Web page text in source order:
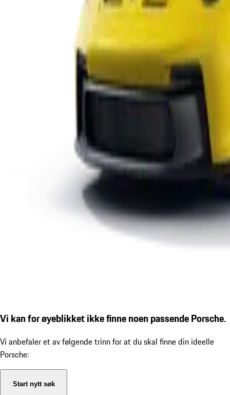
Vi kan for øyeblikket ikke finne noen passende Porsche.
Vi anbefaler et av følgende trinn for at du skal finne din ideelle
Porsche:
Start nytt søk